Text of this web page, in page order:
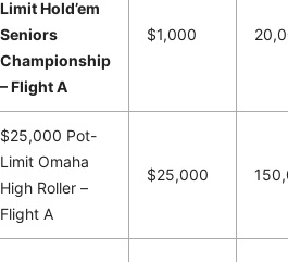
Limit Hold’em
Seniors
Championship
– Flight A
$1,000
$25,000 Pot-
Limit Omaha
High Roller –
Flight A
$25,000